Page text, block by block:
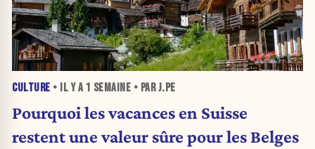
CULTURE • IL Y A 1 SEMAINE • PAR J.PE
Pourquoi les vacances en Suisse
restent une valeur sûre pour les Belges